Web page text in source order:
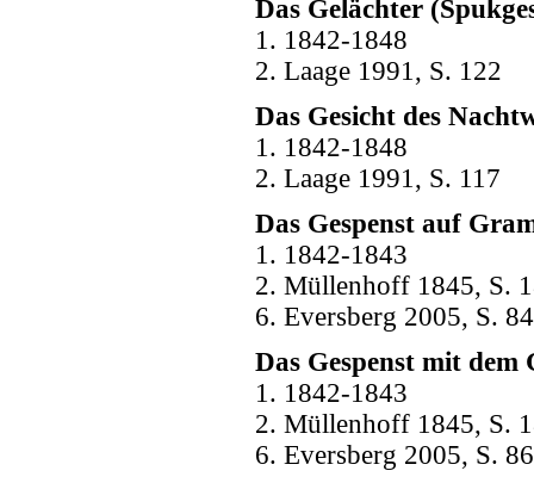
Das Gelächter
1. 1842-1848
2. Laage 1991, S. 122
Das Gesicht des
1. 1842-1848
2. Laage 1991, S. 117
Das Gespenst auf
1. 1842-1843
2. Müllenhoff 1845, S.
6. Eversberg 2005, S. 84
Das Gespenst mit dem
1. 1842-1843
2. Müllenhoff 1845, S.
6. Eversberg 2005, S. 86